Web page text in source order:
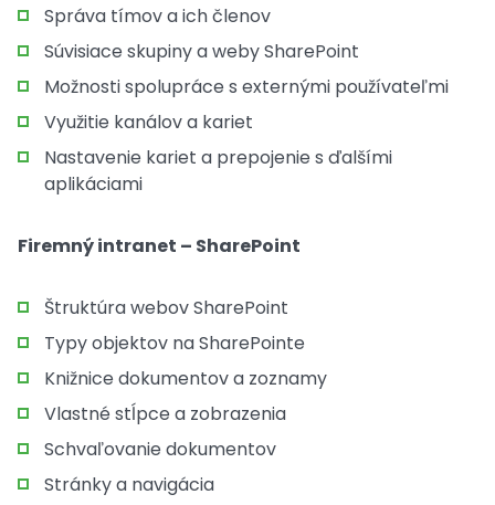
Správa tímov a ich členov
Súvisiace skupiny a weby SharePoint
Možnosti spolupráce s externými používateľmi
Využitie kanálov a kariet
Nastavenie kariet a prepojenie s ďalšími
aplikáciami
Firemný intranet – SharePoint
Štruktúra webov SharePoint
Typy objektov na SharePointe
Knižnice dokumentov a zoznamy
Vlastné stĺpce a zobrazenia
Schvaľovanie dokumentov
Stránky a navigácia